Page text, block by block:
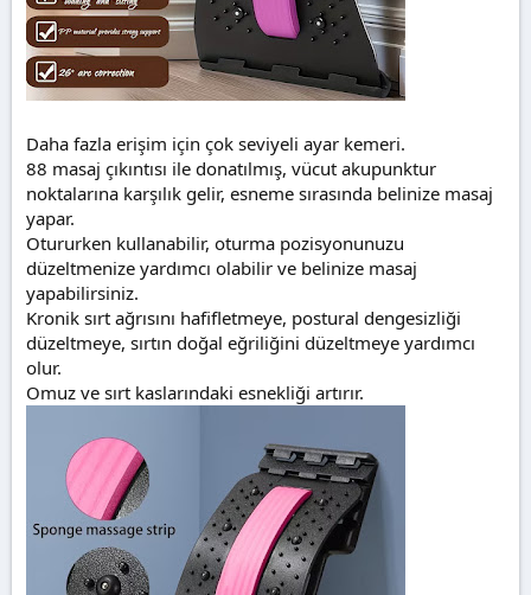
Daha fazla erişim için çok seviyeli ayar kemeri.
88 masaj çıkıntısı ile donatılmış, vücut akupunktur
noktalarına karşılık gelir, esneme sırasında belinize masaj
yapar.
Otururken kullanabilir, oturma pozisyonunuzu
düzeltmenize yardımcı olabilir ve belinize masaj
yapabilirsiniz.
Kronik sırt ağrısını hafifletmeye, postural dengesizliği
düzeltmeye, sırtın doğal eğriliğini düzeltmeye yardımcı
olur.
Omuz ve sırt kaslarındaki esnekliği artırır.